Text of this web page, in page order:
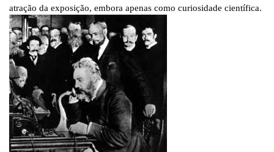
atração da exposição, embora apenas como curiosidade científica.